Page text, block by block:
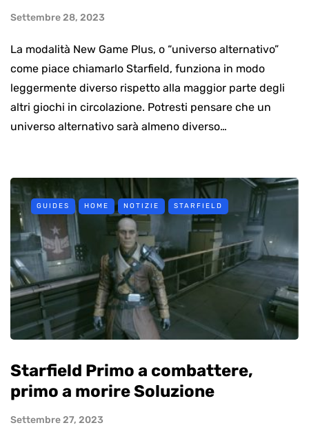
Settembre 28, 2023
La modalità New Game Plus, o “universo alternativo”
come piace chiamarlo Starfield, funziona in modo
leggermente diverso rispetto alla maggior parte degli
altri giochi in circolazione. Potresti pensare che un
universo alternativo sarà almeno diverso…
GUIDES HOME NOTIZIE STARFIELD
Starfield Primo a combattere,
primo a morire Soluzione
Settembre 27, 2023